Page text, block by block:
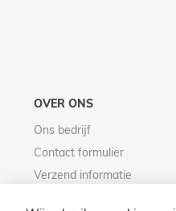
OVER ONS
Ons bedrijf
Contact formulier
Verzend informatie